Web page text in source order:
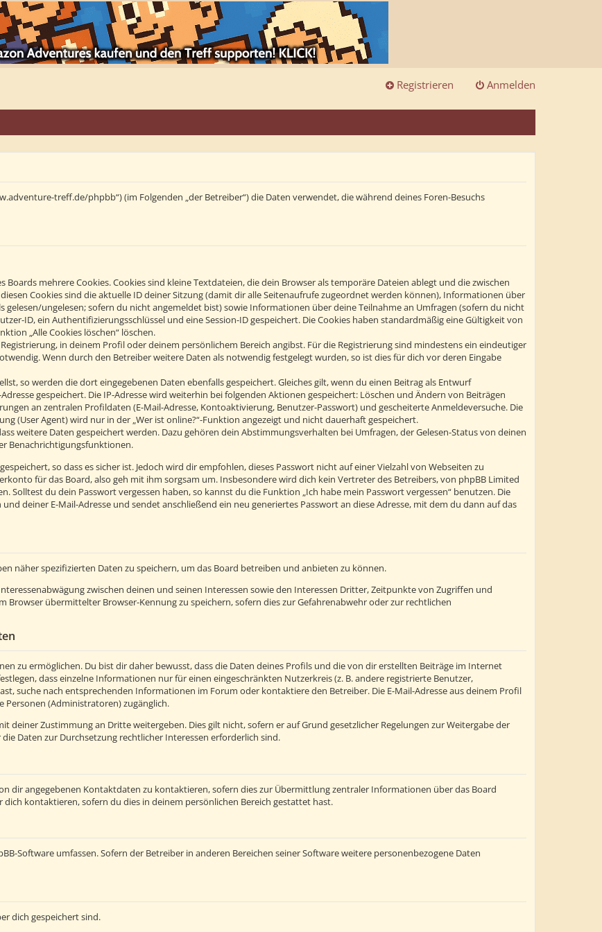
Anmelden
Registrieren
treff.de/phpbb“) (im Folgenden „der Betreiber“) die Daten verwendet, die während deines Foren-Besuchs
Boards mehrere Cookies. Cookies sind kleine Textdateien, die dein Browser als temporäre Dateien ablegt und die zwischen
Cookies sind die aktuelle ID deiner Sitzung (damit dir alle Seitenaufrufe zugeordnet werden können), Informationen über
gelesen/ungelesen; sofern du nicht angemeldet bist) sowie Informationen über deine Teilnahme an Umfragen (sofern du nicht
ID, ein Authentifizierungsschlüssel und eine Session-ID gespeichert. Die Cookies haben standardmäßig eine Gültigkeit von
„Alle Cookies löschen“ löschen.
in deinem Profil oder deinem persönlichem Bereich angibst. Für die Registrierung sind mindestens ein eindeutiger
Wenn durch den Betreiber weitere Daten als notwendig festgelegt wurden, so ist dies für dich vor deren Eingabe
so werden die dort eingegebenen Daten ebenfalls gespeichert. Gleiches gilt, wenn du einen Beitrag als Entwurf
gespeichert. Die IP-Adresse wird weiterhin bei folgenden Aktionen gespeichert: Löschen und Ändern von Beiträgen
an zentralen Profildaten (E-Mail-Adresse, Kontoaktivierung, Benutzer-Passwort) und gescheiterte Anmeldeversuche. Die
(User Agent) wird nur in der „Wer ist online?“-Funktion angezeigt und nicht dauerhaft gespeichert.
weitere Daten gespeichert werden. Dazu gehören dein Abstimmungsverhalten bei Umfragen, der Gelesen-Status von deinen
Benachrichtigungsfunktionen.
so dass es sicher ist. Jedoch wird dir empfohlen, dieses Passwort nicht auf einer Vielzahl von Webseiten zu
für das Board, also geh mit ihm sorgsam um. Insbesondere wird dich kein Vertreter des Betreibers, von phpBB Limited
Solltest du dein Passwort vergessen haben, so kannst du die Funktion „Ich habe mein Passwort vergessen“ benutzen. Die
deiner E-Mail-Adresse und sendet anschließend ein neu generiertes Passwort an diese Adresse, mit dem du dann auf das
näher spezifizierten Daten zu speichern, um das Board betreiben und anbieten zu können.
zwischen deinen und seinen Interessen sowie den Interessen Dritter, Zeitpunkte von Zugriffen und
Browser übermittelter Browser-Kennung zu speichern, sofern dies zur Gefahrenabwehr oder zur rechtlichen
zu ermöglichen. Du bist dir daher bewusst, dass die Daten deines Profils und die von dir erstellten Beiträge im Internet
dass einzelne Informationen nur für einen eingeschränkten Nutzerkreis (z. B. andere registrierte Benutzer,
suche nach entsprechenden Informationen im Forum oder kontaktiere den Betreiber. Die E-Mail-Adresse aus deinem Profil
(Administratoren) zugänglich.
deiner Zustimmung an Dritte weitergeben. Dies gilt nicht, sofern er auf Grund gesetzlicher Regelungen zur Weitergabe der
Daten zur Durchsetzung rechtlicher Interessen erforderlich sind.
dir angegebenen Kontaktdaten zu kontaktieren, sofern dies zur Übermittlung zentraler Informationen über das Board
kontaktieren, sofern du dies in deinem persönlichen Bereich gestattet hast.
Software umfassen. Sofern der Betreiber in anderen Bereichen seiner Software weitere personenbezogene Daten
dich gespeichert sind.